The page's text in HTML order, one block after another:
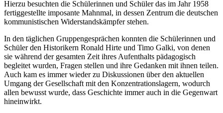
Hierzu besuchten die Schülerinnen und Schüler das im Jahr 1958
fertiggestellte imposante Mahnmal, in dessen Zentrum die deutschen
kommunistischen Widerstandskämpfer stehen.
In den täglichen Gruppengesprächen konnten die Schülerinnen und
Schüler den Historikern Ronald Hirte und Timo Galki, von denen
sie während der gesamten Zeit ihres Aufenthalts pädagogisch
begleitet wurden, Fragen stellen und ihre Gedanken mit ihnen teilen.
Auch kam es immer wieder zu Diskussionen über den aktuellen
Umgang der Gesellschaft mit den Konzentrationslagern, wodurch
allen bewusst wurde, dass Geschichte immer auch in die Gegenwart
hineinwirkt.